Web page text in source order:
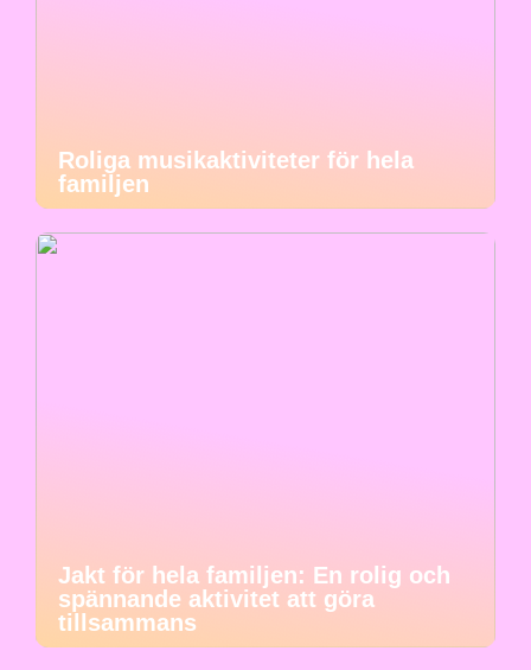
Roliga musikaktiviteter för hela
familjen
Jakt för hela familjen: En rolig och
spännande aktivitet att göra
tillsammans